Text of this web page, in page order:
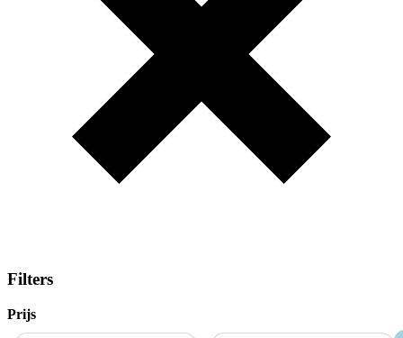
Filters
Prijs